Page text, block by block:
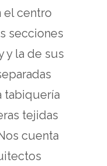
el centro
secciones
y la de sus
tabiquería
tejidas
cuenta